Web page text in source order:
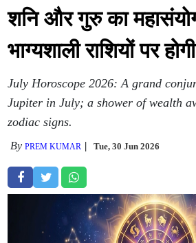
शनि और गुरु का
भाग्यशाली राशियों पर
July Horoscope 2026: A grand
Jupiter in July; a shower of wealth
zodiac signs.
ByPREM KUMAR Tue, 30 Jun 2026